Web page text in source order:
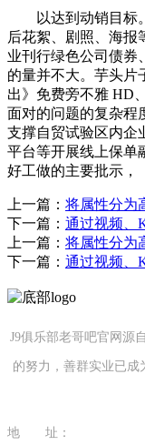
以达到动销目标。
后花絮、剧照、海报
业刊行绿色公司债券
的量并不大。芋头片
出》免费旁不雅 HD
面对的问题的复杂程
支撑自贸试验区内企
平台等开展线上保单
好工做的主要批示，
上一篇： 将属性分为
下一篇： 通过视频、
上一篇： 将属性分为
下一篇： 通过视频、
J9俱乐部老哥吧官网源
的努力，善群实业已成
地 址：